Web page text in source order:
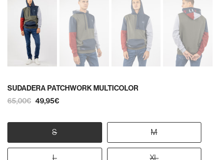
SUDADERA PATCHWORK MULTICOLOR
65,00€ 49,95€
S M
L XL